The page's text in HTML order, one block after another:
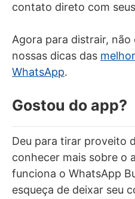
contato direto com
Agora para distrair,
nossas dicas das
WhatsApp.
Gostou do app?
Deu para tirar proveito
conhecer mais sobre o
funciona o WhatsApp
esqueça de deixar seu